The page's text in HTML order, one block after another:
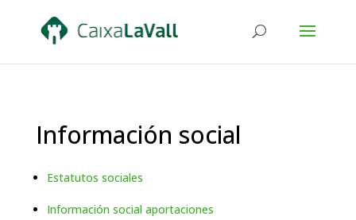
Información social
Estatutos sociales
Información social aportaciones